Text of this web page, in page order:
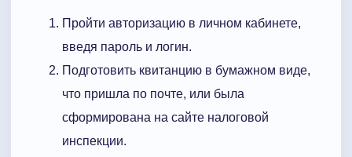
Пройти авторизацию в личном кабинете,
введя пароль и логин.
Подготовить квитанцию в бумажном виде,
что пришла по почте, или была
сформирована на сайте налоговой
инспекции.